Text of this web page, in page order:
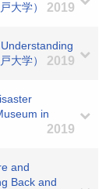
大学）
2019
大学）
2019
in
2019
and
Back and